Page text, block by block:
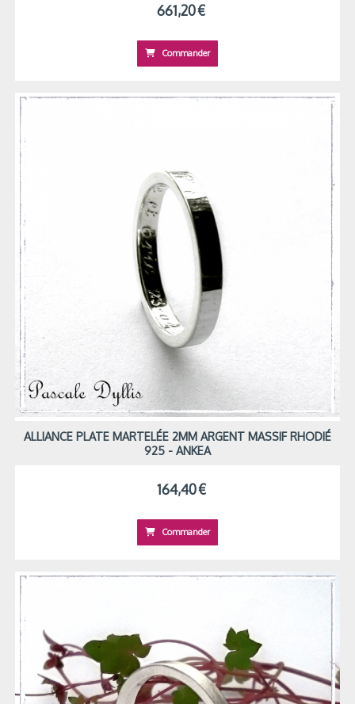
661,20€
Commander
ALLIANCE PLATE MARTELÉE 2MM ARGENT MASSIF RHODIÉ
925 - ANKEA
164,40€
Commander